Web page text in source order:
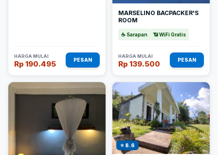
HARGA MULAI
Rp 190.495 PESAN
MARSELINO BACPACKER'S
ROOM
☕ Sarapan 📶 WiFi Gratis
HARGA MULAI
Rp 139.500 PESAN
⭐ 8.6